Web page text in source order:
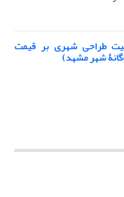
طراحی شهری بر قیمت
شهر مشهد)